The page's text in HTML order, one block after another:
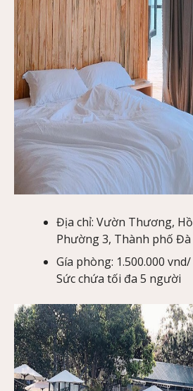
Địa chỉ: Vườn Thương,
Phường 3, Thành phố
Gía phòng: 1.500.000
Sức chứa tối đa 5 người